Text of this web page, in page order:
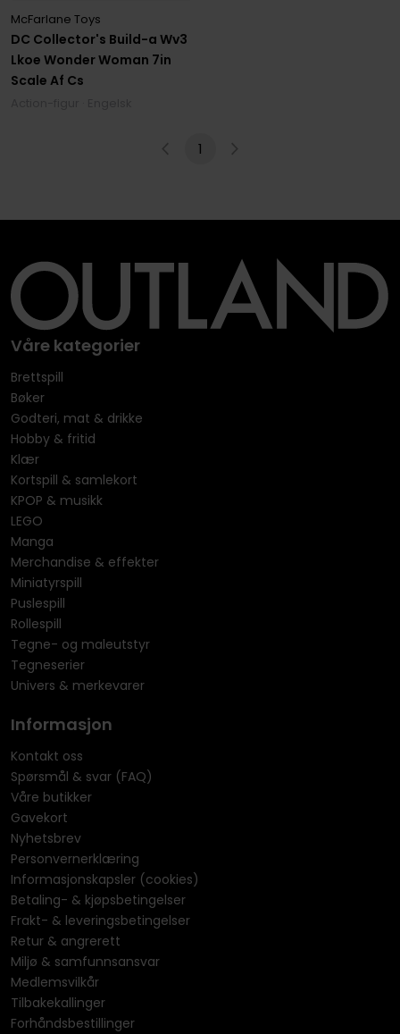
DC Collector's Build-a Wv3
Lkoe Wonder Woman 7in
Scale Af Cs
McFarlane Toys
1
Våre kategorier
Brettspill
Bøker
Godteri, mat & drikke
Hobby & fritid
Klær
Kortspill & samlekort
KPOP & musikk
LEGO
Manga
Merchandise & effekter
Miniatyrspill
Puslespill
Rollespill
Tegne- og maleutstyr
Tegneserier
Univers & merkevarer
Informasjon
Kontakt oss
Spørsmål & svar (FAQ)
Våre butikker
Gavekort
Nyhetsbrev
Personvernerklæring
Informasjonskapsler (cookies)
Betaling- & kjøpsbetingelser
Frakt- & leveringsbetingelser
Retur & angrerett
Miljø & samfunnsansvar
Medlemsvilkår
Tilbakekallinger
Forhåndsbestillinger